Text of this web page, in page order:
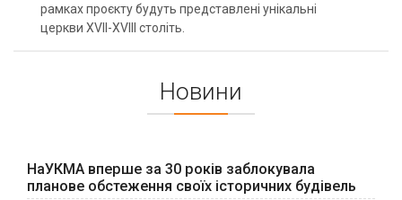
рамках проєкту будуть представлені унікальні
церкви XVII-XVIII століть.
Новини
НаУКМА вперше за 30 років заблокувала
планове обстеження своїх історичних будівель